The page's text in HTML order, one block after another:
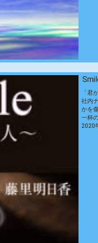
「君
社内
かを
一杯
2020